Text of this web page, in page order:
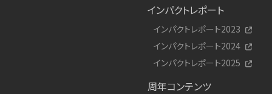
インパクトレポート
インパクトレポート2023
インパクトレポート2024
インパクトレポート2025
周年コンテンツ